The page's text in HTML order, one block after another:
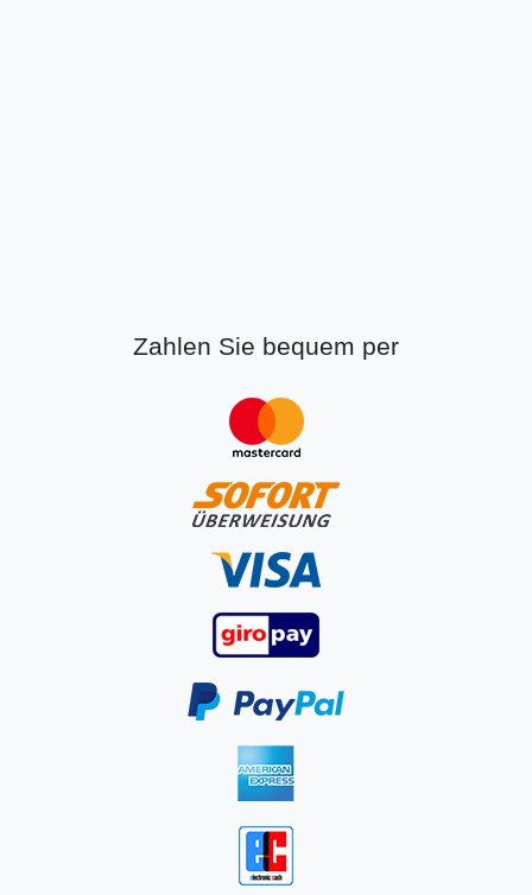
Zahlen Sie bequem per